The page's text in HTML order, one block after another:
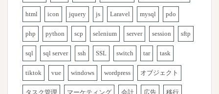
html icon jquery js Laravel mysql pdo
php python scp selenium server session sftp
sql sql server ssh SSL switch tar task
tiktok vue windows wordpress オブジェクト
タスク管理 マーケティング 会計 広告 移行